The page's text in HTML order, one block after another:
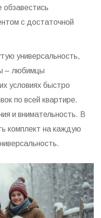
с достаточной
универсальность,
– любимцы
условиях быстро
по всей квартире.
и внимательность. В
комплект на каждую